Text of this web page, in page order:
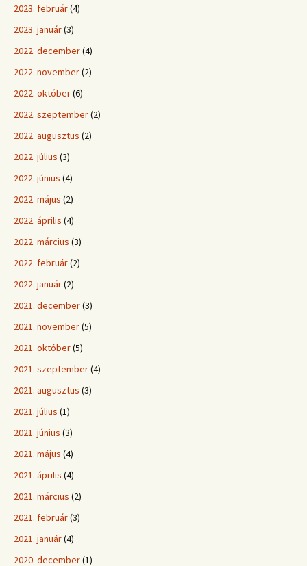
2023. február(4)
2023. január(3)
2022. december(4)
2022. november(2)
2022. október(6)
2022. szeptember(2)
2022. augusztus (2)
2022. július (3)
2022. június (4)
2022. május (2)
2022. április (4)
2022. március (3)
2022. február(2)
2022. január(2)
2021. december(3)
2021. november(5)
2021. október(5)
2021. szeptember(4)
2021. augusztus (3)
2021. július (1)
2021. június (3)
2021. május (4)
2021. április (4)
2021. március (2)
2021. február(3)
2021. január(4)
2020. december(1)